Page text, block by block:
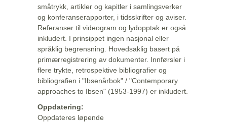
småtrykk, artikler og kapitler i samlingsverker
og konferanserapporter, i tidsskrifter og aviser.
Referanser til videogram og lydopptak er også
inkludert. I prinsippet ingen nasjonal eller
språklig begrensning. Hovedsaklig basert på
primærregistrering av dokumenter. Innførsler i
flere trykte, retrospektive bibliografier og
bibliografien i "Ibsenårbok" / "Contemporary
approaches to Ibsen" (1953-1997) er inkludert.
Oppdatering:
Oppdateres løpende